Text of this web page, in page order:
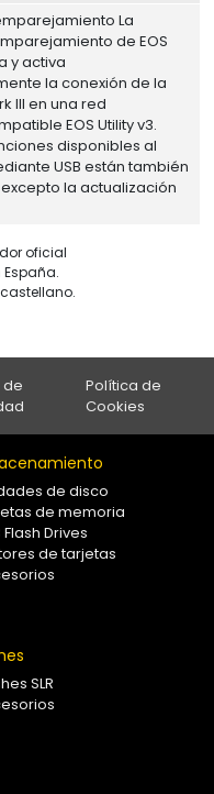
La
de EOS
y activa
la conexión de la
III en una red
EOS Utility v3.
disponibles al
USB están también
la actualización
oficial
de
Política de
Cookies
de disco
de memoria
Flash Drives
de tarjetas
SLR